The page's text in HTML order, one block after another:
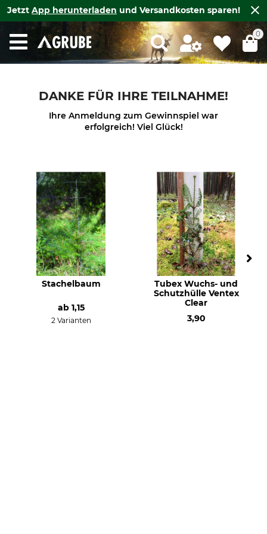
Jetzt App herunterladen und Versandkosten sparen!
0
DANKE FÜR IHRE TEILNAHME!
Ihre Anmeldung zum Gewinnspiel war
erfolgreich! Viel Glück!
Stachelbaum
ab 1,15
2 Varianten
Tubex Wuchs- und
Schutzhülle Ventex
Clear
3,90